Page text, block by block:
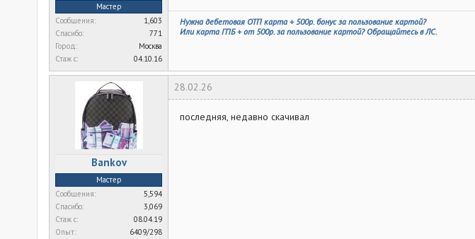
Мастер
Сообщения
1,603
Спасибо
771
Город
Москва
Стаж c
04.10.16
Нужна дебетовая ОТП карта + 500р. бонус за пользование картой?
Или карта ГПБ + от 500р. за пользование картой? Обращайтесь в ЛС.
Bankov
Мастер
Сообщения
5,594
Спасибо
3,069
Стаж c
08.04.19
Опыт
6409/298
28.02.26
последняя, недавно скачивал